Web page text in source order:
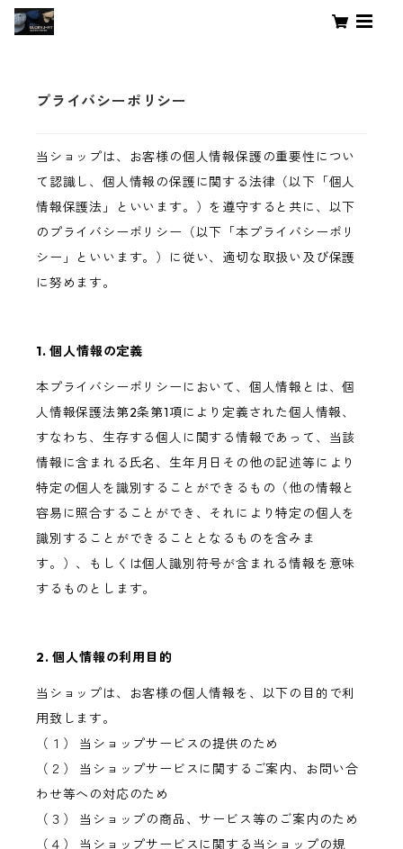
プライバシーポリシー
当ショップは、お客様の個人情報保護の重要性につい
て認識し、個人情報の保護に関する法律（以下「個人
情報保護法」といいます。）を遵守すると共に、以下
のプライバシーポリシー（以下「本プライバシーポリ
シー」といいます。）に従い、適切な取扱い及び保護
に努めます。
1. 個人情報の定義
本プライバシーポリシーにおいて、個人情報とは、個
人情報保護法第2条第1項により定義された個人情報、
すなわち、生存する個人に関する情報であって、当該
情報に含まれる氏名、生年月日その他の記述等により
特定の個人を識別することができるもの（他の情報と
容易に照合することができ、それにより特定の個人を
識別することができることとなるものを含みま
す。）、もしくは個人識別符号が含まれる情報を意味
するものとします。
2. 個人情報の利用目的
当ショップは、お客様の個人情報を、以下の目的で利
用致します。
（１） 当ショップサービスの提供のため
（２） 当ショップサービスに関するご案内、お問い合
わせ等への対応のため
（３） 当ショップの商品、サービス等のご案内のため
（４） 当ショップサービスに関する当ショップの規